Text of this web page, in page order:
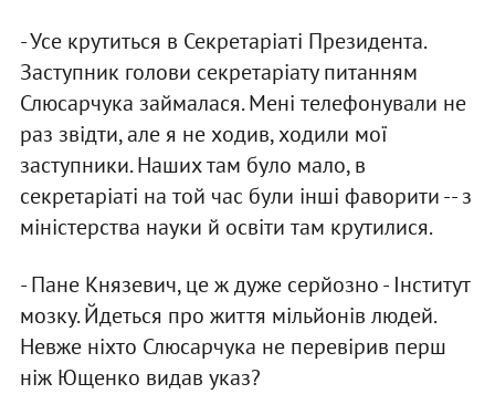
- Усе крутиться в Секретарiатi Президента.
Заступник голови секретарiату питанням
Слюсарчука займалася. Менi телефонували не
раз звiдти, але я не ходив, ходили мої
заступники. Наших там було мало, в
секретарiатi на той час були iншi фаворити -- з
мiнiстерства науки й освiти там крутилися.
- Пане Князевич, це ж дуже серйозно - Iнститут
мозку. Йдеться про життя мiльйонiв людей.
Невже нiхто Слюсарчука не перевiрив перш
нiж Ющенко видав указ?